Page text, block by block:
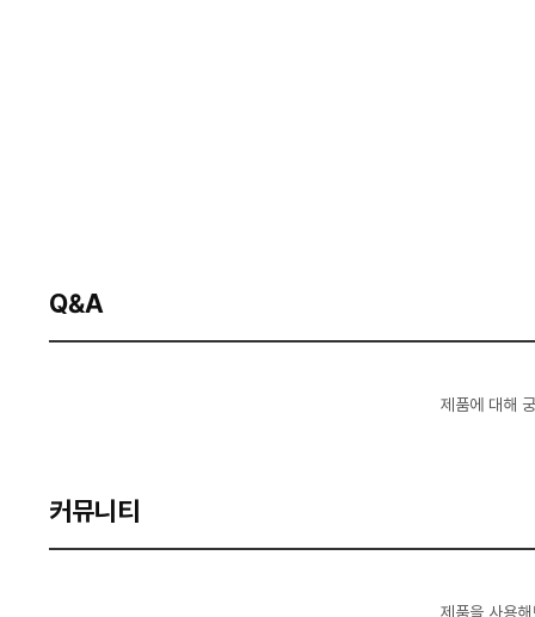
Q&A
제품에 대해
커뮤니티
제품을 사용